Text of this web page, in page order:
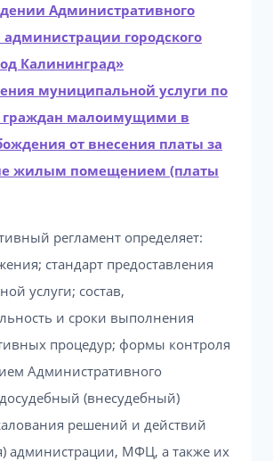
Административного
администрации городского
Калининград»
муниципальной услуги по
граждан малоимущими в
от внесения платы за
жилым помещением (платы
регламент определяет:
стандарт предоставления
услуги; состав,
и сроки выполнения
процедур; формы контроля
Административного
(внесудебный)
решений и действий
администрации, МФЦ, а также их